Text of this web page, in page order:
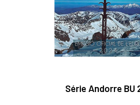
Série Andorre BU